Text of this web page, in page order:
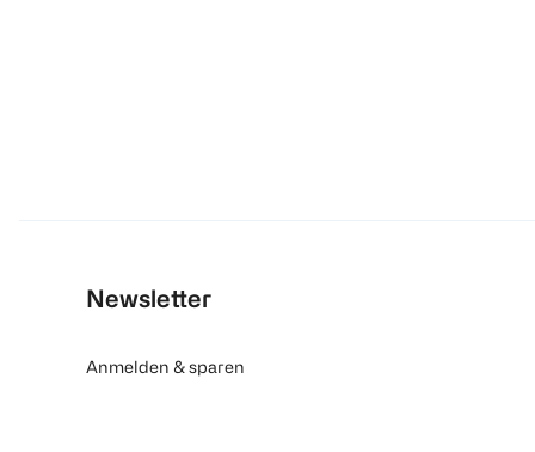
Newsletter
Anmelden & sparen